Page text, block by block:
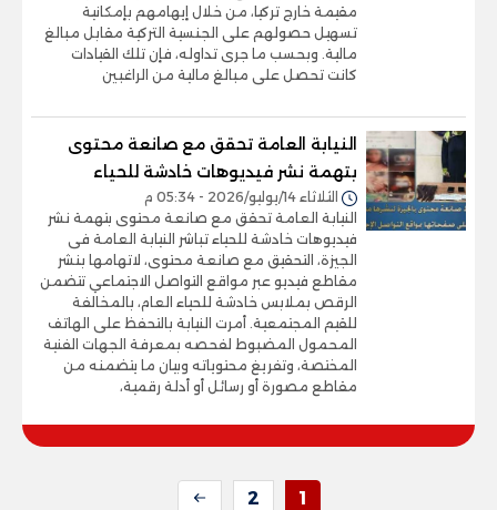
مقيمة خارج تركيا، من خلال إيهامهم بإمكانية
تسهيل حصولهم على الجنسية التركية مقابل مبالغ
مالية. وبحسب ما جرى تداوله، فإن تلك القيادات
كانت تحصل على مبالغ مالية من الراغبين
النيابة العامة تحقق مع صانعة محتوى
بتهمة نشر فيديوهات خادشة للحياء
الثلاثاء 14/يوليو/2026 - 05:34 م
النيابة العامة تحقق مع صانعة محتوى بتهمة نشر
فيديوهات خادشة للحياء تباشر النيابة العامة فى
الجيزة، التحقيق مع صانعة محتوى، لاتهامها بنشر
مقاطع فيديو عبر مواقع التواصل الاجتماعي تتضمن
الرقص بملابس خادشة للحياء العام، بالمخالفة
للقيم المجتمعية. أمرت النيابة بالتحفظ على الهاتف
المحمول المضبوط لفحصه بمعرفة الجهات الفنية
المختصة، وتفريغ محتوياته وبيان ما يتضمنه من
مقاطع مصورة أو رسائل أو أدلة رقمية،
1
2